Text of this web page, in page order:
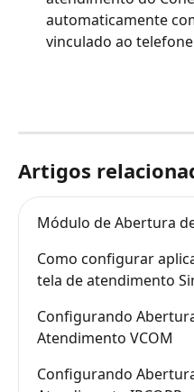
automaticamente
vinculado ao
Artigos
Módulo de Abertura
Como configurar
tela de atendimento
Configurando
Atendimento VCOM
Configurando